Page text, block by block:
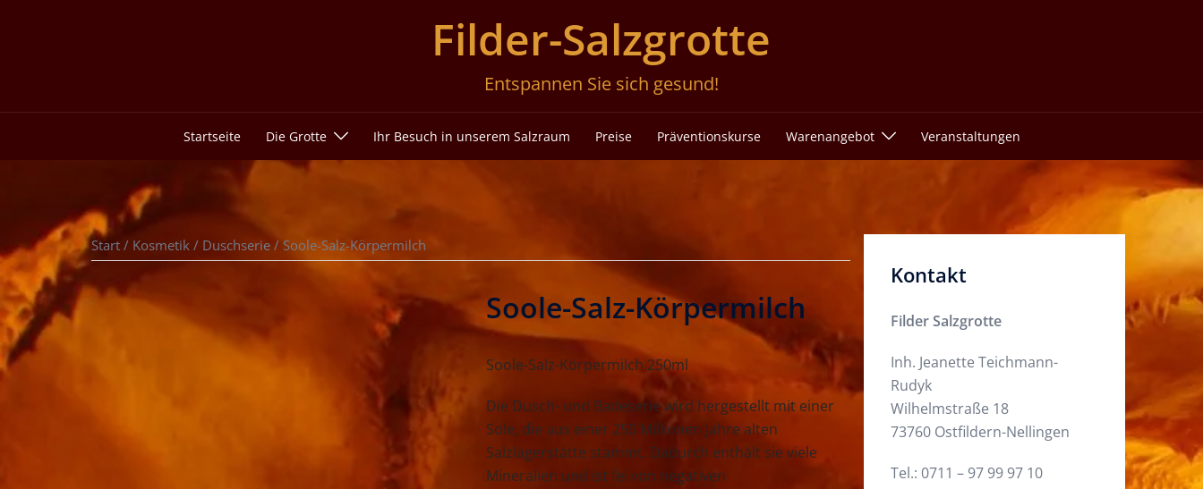
Filder-Salzgrotte
Entspannen Sie sich gesund!
Startseite Die Grotte Ihr Besuch in unserem Salzraum Preise Präventionskurse Warenangebot Veranstaltungen
Start / Kosmetik / Duschserie / Soole-Salz-Körpermilch
Soole-Salz-Körpermilch
Soole-Salz-Körpermilch 250ml
Die Dusch- und Badeserie wird hergestellt mit einer
Sole, die aus einer 250 Millionen Jahre alten
Salzlagerstätte stammt. Dadurch enthält sie viele
Mineralien und ist fei von negativen
Kontakt
Filder Salzgrotte
Inh. Jeanette Teichmann-
Rudyk
Wilhelmstraße 18
73760 Ostfildern-Nellingen
Tel.: 0711 – 97 99 97 10